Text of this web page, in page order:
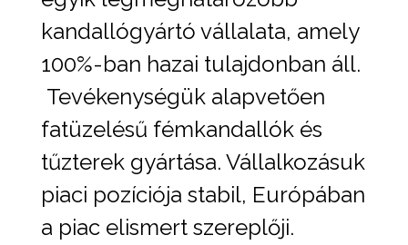
kandallógyártó vállalata, amely
100%-ban hazai tulajdonban áll.
Tevékenységük alapvetően
fatüzelésű fémkandallók és
tűzterek gyártása. Vállalkozásuk
piaci pozíciója stabil, Európában
a piac elismert szereplőji.